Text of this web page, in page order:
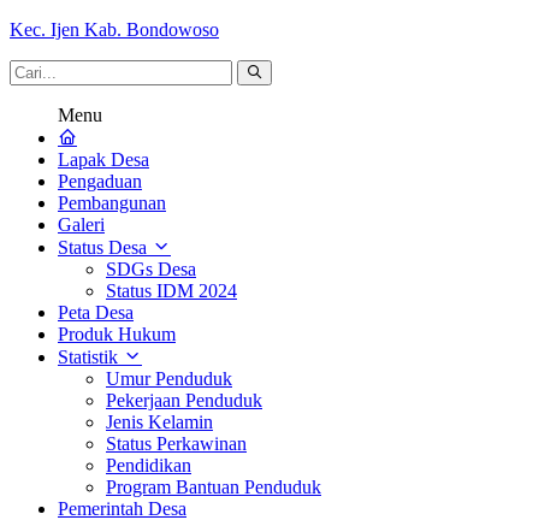
Kec. Ijen Kab. Bondowoso
Menu
Lapak Desa
Pengaduan
Pembangunan
Galeri
Status Desa
SDGs Desa
Status IDM 2024
Peta Desa
Produk Hukum
Statistik
Umur Penduduk
Pekerjaan Penduduk
Jenis Kelamin
Status Perkawinan
Pendidikan
Program Bantuan Penduduk
Pemerintah Desa